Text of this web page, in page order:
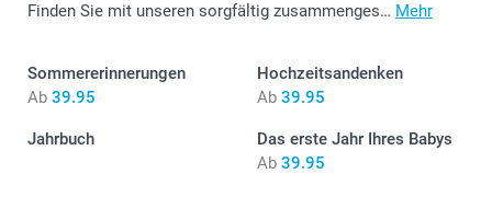
Finden Sie mit unseren sorgfältig zusammenges… Mehr
Sommererinnerungen
Ab 39.95
Hochzeitsandenken
Ab 39.95
Jahrbuch
Das erste Jahr Ihres Babys
Ab 39.95